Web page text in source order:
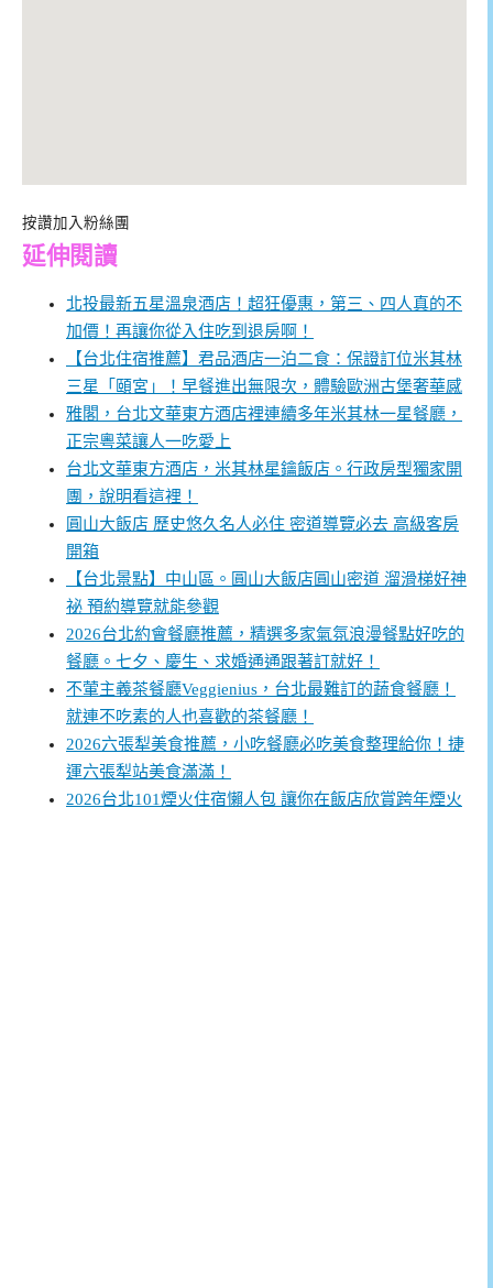
按讚加入粉絲團
延伸閱讀
北投最新五星溫泉酒店！超狂優惠，第三、四人真的不
加價！再讓你從入住吃到退房啊！
【台北住宿推薦】君品酒店一泊二食：保證訂位米其林
三星「頤宮」！早餐進出無限次，體驗歐洲古堡奢華感
雅閣，台北文華東方酒店裡連續多年米其林一星餐廳，
正宗粵菜讓人一吃愛上
台北文華東方酒店，米其林星鑰飯店。行政房型獨家開
團，說明看這裡！
圓山大飯店 歷史悠久名人必住 密道導覽必去 高級客房
開箱
【台北景點】中山區。圓山大飯店圓山密道 溜滑梯好神
祕 預約導覽就能參觀
2026台北約會餐廳推薦，精選多家氣氛浪漫餐點好吃的
餐廳。七夕、慶生、求婚通通跟著訂就好！
不葷主義茶餐廳Veggienius，台北最難訂的蔬食餐廳！
就連不吃素的人也喜歡的茶餐廳！
2026六張犁美食推薦，小吃餐廳必吃美食整理給你！捷
運六張犁站美食滿滿！
2026台北101煙火住宿懶人包 讓你在飯店欣賞跨年煙火